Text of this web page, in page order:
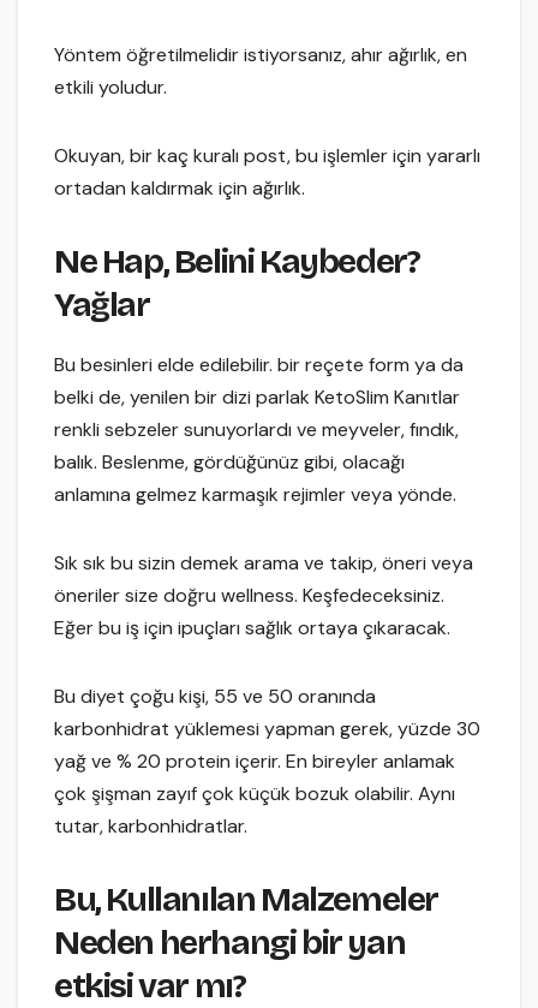
Yöntem öğretilmelidir istiyorsanız, ahır ağırlık, en
etkili yoludur.
Okuyan, bir kaç kuralı post, bu işlemler için yararlı
ortadan kaldırmak için ağırlık.
Ne Hap, Belini Kaybeder?
Yağlar
Bu besinleri elde edilebilir. bir reçete form ya da
belki de, yenilen bir dizi parlak KetoSlim Kanıtlar
renkli sebzeler sunuyorlardı ve meyveler, fındık,
balık. Beslenme, gördüğünüz gibi, olacağı
anlamına gelmez karmaşık rejimler veya yönde.
Sık sık bu sizin demek arama ve takip, öneri veya
öneriler size doğru wellness. Keşfedeceksiniz.
Eğer bu iş için ipuçları sağlık ortaya çıkaracak.
Bu diyet çoğu kişi, 55 ve 50 oranında
karbonhidrat yüklemesi yapman gerek, yüzde 30
yağ ve % 20 protein içerir. En bireyler anlamak
çok şişman zayıf çok küçük bozuk olabilir. Aynı
tutar, karbonhidratlar.
Bu, Kullanılan Malzemeler
Neden herhangi bir yan
etkisi var mı?